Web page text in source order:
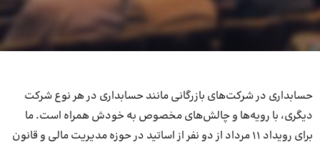
حسابداری در شرکت‌های بازرگانی مانند حسابداری در هر نوع شرکت
دیگری، با رویه‌ها و چالش‌های مخصوص به خودش همراه است. ما
برای رویداد 11 مرداد از دو نفر از اساتید در حوزه مدیریت مالی و قانون